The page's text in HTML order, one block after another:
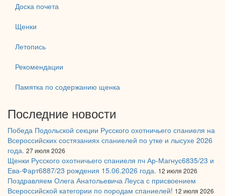
Доска почета
Щенки
Летопись
Рекомендации
Памятка по содержанию щенка
Последние новости
Победа Подольской секции Русского охотничьего спаниеля на
Всероссийских состязаниях спаниелей по утке и лысухе 2026
года. 27 июля 2026
Щенки Русского охотничьего спаниеля пч Ар-Магнус6835/23 и
Ева-Фарт6887/23 рождения 15.06.2026 года. 12 июля 2026
Поздравляем Олега Анатольевича Леуса с присвоением
Всероссийской категории по породам спаниелей! 12 июля 2026